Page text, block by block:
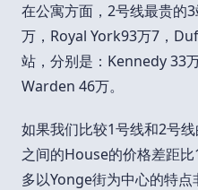
在公寓方面，2号线最贵的
万，Royal York93万7，
站，分别是：Kennedy 33
Warden 46万。
如果我们比较1号线和2号
之间的House的价格差距
多以Yonge街为中心的特